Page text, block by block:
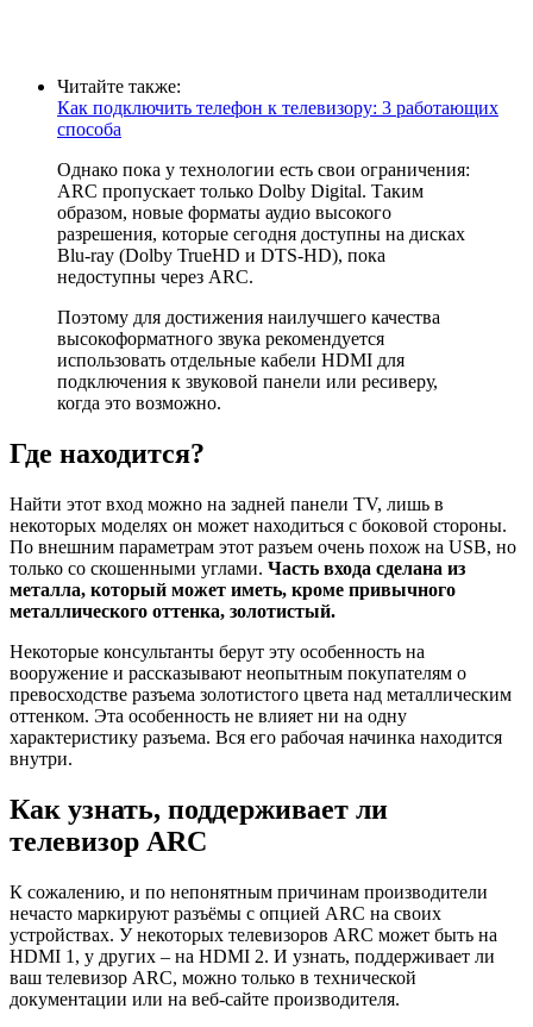
Читайте также:
Как подключить телефон к телевизору: 3 работающих
способа
Однако пока у технологии есть свои ограничения:
ARC пропускает только Dolby Digital. Таким
образом, новые форматы аудио высокого
разрешения, которые сегодня доступны на дисках
Blu-ray (Dolby TrueHD и DTS-HD), пока
недоступны через ARC.
Поэтому для достижения наилучшего качества
высокоформатного звука рекомендуется
использовать отдельные кабели HDMI для
подключения к звуковой панели или ресиверу,
когда это возможно.
Где находится?
Найти этот вход можно на задней панели TV, лишь в
некоторых моделях он может находиться с боковой стороны.
По внешним параметрам этот разъем очень похож на USB, но
только со скошенными углами. Часть входа сделана из
металла, который может иметь, кроме привычного
металлического оттенка, золотистый.
Некоторые консультанты берут эту особенность на
вооружение и рассказывают неопытным покупателям о
превосходстве разъема золотистого цвета над металлическим
оттенком. Эта особенность не влияет ни на одну
характеристику разъема. Вся его рабочая начинка находится
внутри.
Как узнать, поддерживает ли
телевизор ARC
К сожалению, и по непонятным причинам производители
нечасто маркируют разъёмы с опцией ARC на своих
устройствах. У некоторых телевизоров ARC может быть на
HDMI 1, у других – на HDMI 2. И узнать, поддерживает ли
ваш телевизор ARC, можно только в технической
документации или на веб-сайте производителя.